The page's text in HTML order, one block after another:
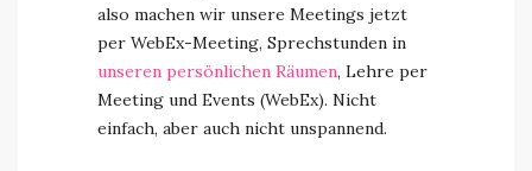
also machen wir unsere Meetings jetzt
per WebEx-Meeting, Sprechstunden in
unseren persönlichen Räumen, Lehre per
Meeting und Events (WebEx). Nicht
einfach, aber auch nicht unspannend.